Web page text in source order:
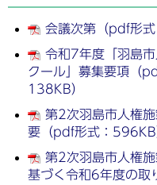
会議次第（pdf形式
令和7年度「羽島
クール」募集要項（
138KB）
第2次羽島市人権
要（pdf形式：596KB
第2次羽島市人権
基づく令和6年度の取